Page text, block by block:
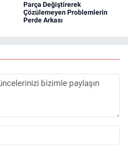
Parça Değiştirerek
Çözülemeyen Problemlerin
Perde Arkası